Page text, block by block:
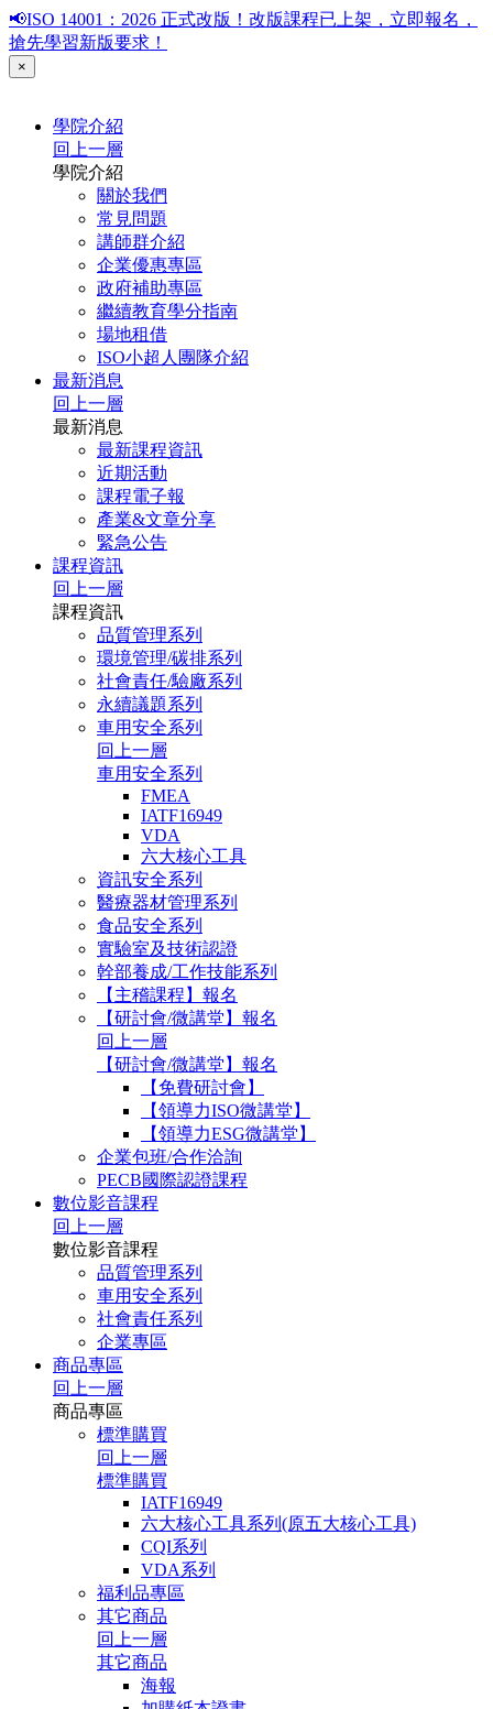
📢ISO 14001：2026 正式改版！改版課程已上架，立即報名，
搶先學習新版要求！
×
學院介紹
回上一層
學院介紹
關於我們
常見問題
講師群介紹
企業優惠專區
政府補助專區
繼續教育學分指南
場地租借
ISO小超人團隊介紹
最新消息
回上一層
最新消息
最新課程資訊
近期活動
課程電子報
產業&文章分享
緊急公告
課程資訊
回上一層
課程資訊
品質管理系列
環境管理/碳排系列
社會責任/驗廠系列
永續議題系列
車用安全系列
回上一層
車用安全系列
FMEA
IATF16949
VDA
六大核心工具
資訊安全系列
醫療器材管理系列
食品安全系列
實驗室及技術認證
幹部養成/工作技能系列
【主稽課程】報名
【研討會/微講堂】報名
回上一層
【研討會/微講堂】報名
【免費研討會】
【領導力ISO微講堂】
【領導力ESG微講堂】
企業包班/合作洽詢
PECB國際認證課程
數位影音課程
回上一層
數位影音課程
品質管理系列
車用安全系列
社會責任系列
企業專區
商品專區
回上一層
商品專區
標準購買
回上一層
標準購買
IATF16949
六大核心工具系列(原五大核心工具)
CQI系列
VDA系列
福利品專區
其它商品
回上一層
其它商品
海報